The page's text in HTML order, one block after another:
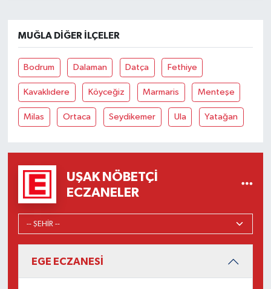
MUĞLA DIĞER İLÇELER
Bodrum Dalaman Datça Fethiye
Kavaklıdere Köyceğiz Marmaris Menteşe
Milas Ortaca Seydikemer Ula Yatağan
UŞAK NÖBETÇI
ECZANELER
EGE ECZANESİ